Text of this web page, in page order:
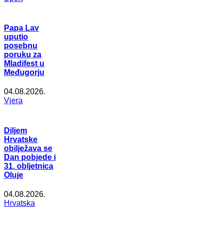
Papa Lav
uputio
posebnu
poruku za
Mladifest u
Međugorju
04.08.2026.
Vjera
Diljem
Hrvatske
obilježava se
Dan pobjede i
31. obljetnica
Oluje
04.08.2026.
Hrvatska